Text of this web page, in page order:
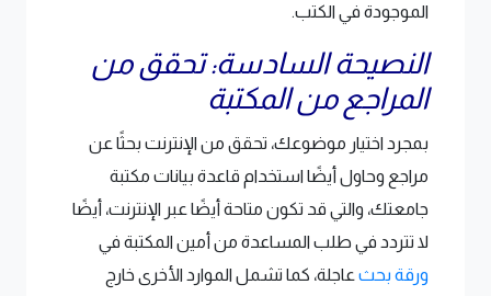
الموجودة في الكتب.
النصيحة السادسة: تحقق من
المراجع من المكتبة
بمجرد اختيار موضوعك، تحقق من الإنترنت بحثًا عن
مراجع وحاول أيضًا استخدام قاعدة بيانات مكتبة
جامعتك، والتي قد تكون متاحة أيضًا عبر الإنترنت، أيضًا
لا تتردد في طلب المساعدة من أمين المكتبة في
ورقة بحث عاجلة، كما تشمل الموارد الأخرى خارج